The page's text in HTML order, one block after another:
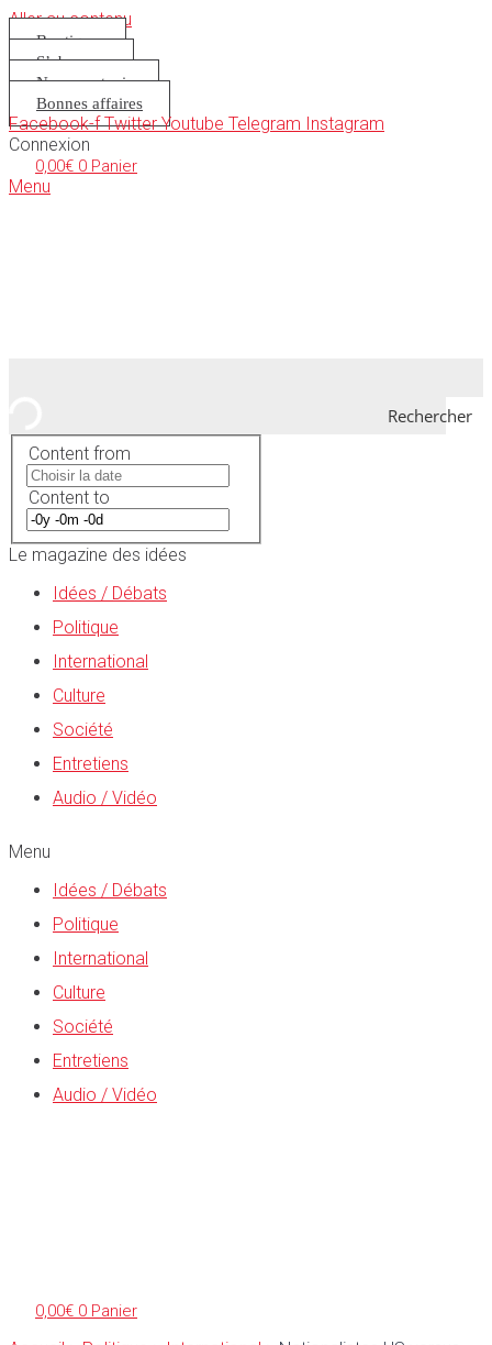
Aller au contenu
Boutique
S’abonner
Nous soutenir
Bonnes affaires
Facebook-f Twitter Youtube Telegram Instagram
Connexion
0,00€ 0 Panier
Menu
Rechercher
Content from
Content to
Le magazine des idées
Idées / Débats
Politique
International
Culture
Société
Entretiens
Audio / Vidéo
Menu
Idées / Débats
Politique
International
Culture
Société
Entretiens
Audio / Vidéo
0,00€ 0 Panier